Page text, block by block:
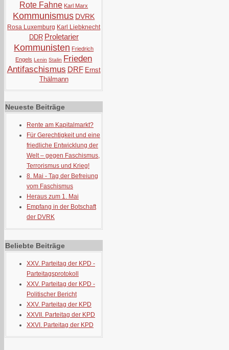
Rote Fahne Karl Marx
Kommunismus DVRK
Rosa Luxemburg Karl Liebknecht
DDR Proletarier
Kommunisten Friedrich
Engels Lenin Stalin Frieden
Antifaschismus DRF Ernst
Thälmann
Neueste Beiträge
Rente am Kapitalmarkt?
Für Gerechtigkeit und eine
friedliche Entwicklung der
Welt – gegen Faschismus,
Terrorismus und Krieg!
8. Mai - Tag der Befreiung
vom Faschismus
Heraus zum 1. Mai
Empfang in der Botschaft
der DVRK
Beliebte Beiträge
XXV. Parteitag der KPD -
Parteitagsprotokoll
XXV. Parteitag der KPD -
Politischer Bericht
XXV. Parteitag der KPD
XXVII. Parteitag der KPD
XXVI. Parteitag der KPD